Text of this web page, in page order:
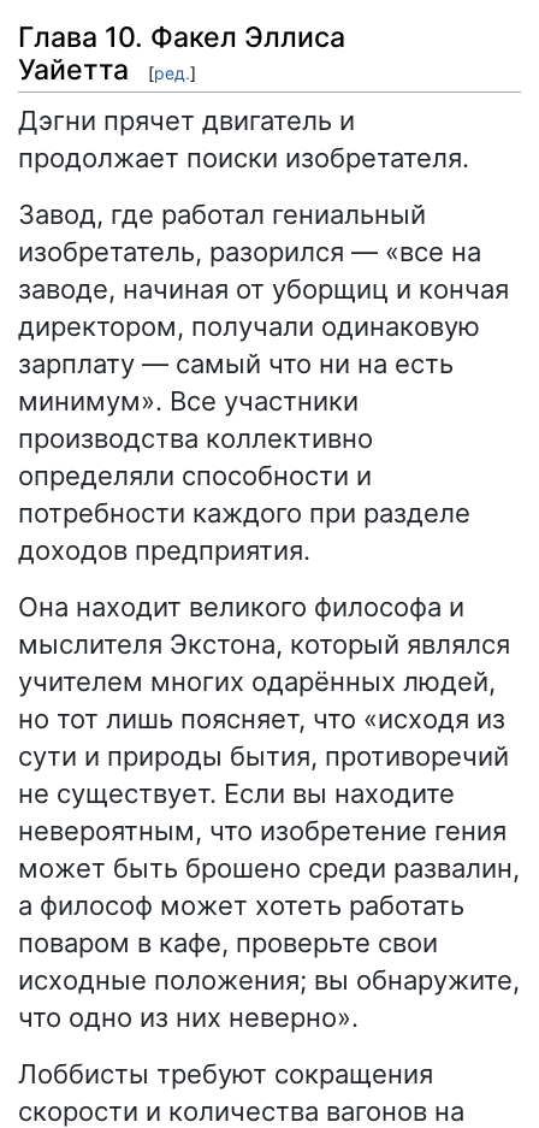
Глава 10. Факел Эллиса
Уайетта
[ред.]
Дэгни прячет двигатель и
продолжает поиски изобретателя.
Завод, где работал гениальный
изобретатель, разорился — «все на
заводе, начиная от уборщиц и кончая
директором, получали одинаковую
зарплату — самый что ни на есть
минимум». Все участники
производства коллективно
определяли способности и
потребности каждого при разделе
доходов предприятия.
Она находит великого философа и
мыслителя Экстона, который являлся
учителем многих одарённых людей,
но тот лишь поясняет, что «исходя из
сути и природы бытия, противоречий
не существует. Если вы находите
невероятным, что изобретение гения
может быть брошено среди развалин,
а философ может хотеть работать
поваром в кафе, проверьте свои
исходные положения; вы обнаружите,
что одно из них неверно».
Лоббисты требуют сокращения
скорости и количества вагонов на